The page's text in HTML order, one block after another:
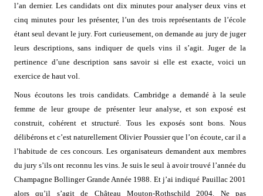
l’an dernier. Les candidats ont dix minutes pour analyser deux vins et
cinq minutes pour les présenter, l’un des trois représentants de l’école
étant seul devant le jury. Fort curieusement, on demande au jury de juger
leurs descriptions, sans indiquer de quels vins il s’agit. Juger de la
pertinence d’une description sans savoir si elle est exacte, voici un
exercice de haut vol.
Nous écoutons les trois candidats. Cambridge a demandé à la seule
femme de leur groupe de présenter leur analyse, et son exposé est
construit, cohérent et structuré. Tous les exposés sont bons. Nous
délibérons et c’est naturellement Olivier Poussier que l’on écoute, car il a
l’habitude de ces concours. Les organisateurs demandent aux membres
du jury s’ils ont reconnu les vins. Je suis le seul à avoir trouvé l’année du
Champagne Bollinger Grande Année 1988. Et j’ai indiqué Pauillac 2001
alors qu’il s’agit de Château Mouton-Rothschild 2004. Ne pas